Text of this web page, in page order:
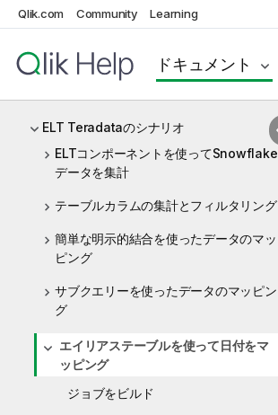
Qlik.com Community Learning
ドキュメント
ELT Teradata
ELT Teradataのシナリオ
ELTコンポーネントを使ってSnowflake
データを集計
テーブルカラムの集計とフィルタリング
簡単な明示的結合を使ったデータのマッ
ピング
サブクエリーを使ったデータのマッピン
グ
エイリアステーブルを使って日付をマ
ッピング
ジョブをビルド